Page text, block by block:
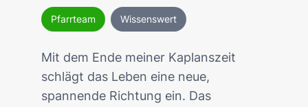
Pfarrteam Wissenswert
Mit dem Ende meiner Kaplanszeit
schlägt das Leben eine neue,
spannende Richtung ein. Das